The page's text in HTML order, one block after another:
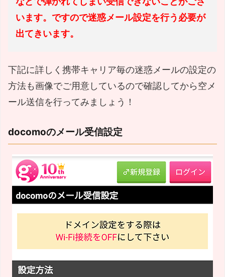
います。ですので迷惑メール設定を行う必要が
出てきいます。
下記に詳しく携帯キャリア毎の迷惑メールの設定の
方法も画像でご用意しているので確認してから空メ
ール送信を行ってみましょう！
docomoのメール受信設定